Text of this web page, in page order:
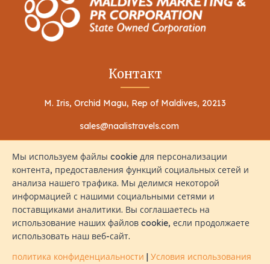
Контакт
M. Iris, Orchid Magu, Rep of Maldives, 20213
sales@naalistravels.com
Условия использования политика конфиденциальности
Мы используем файлы cookie для персонализации
контента, предоставления функций социальных сетей и
анализа нашего трафика. Мы делимся некоторой
информацией с нашими социальными сетями и
поставщиками аналитики. Вы соглашаетесь на
использование наших файлов cookie, если продолжаете
использовать наш веб-сайт.
политика конфиденциальности | Условия использования